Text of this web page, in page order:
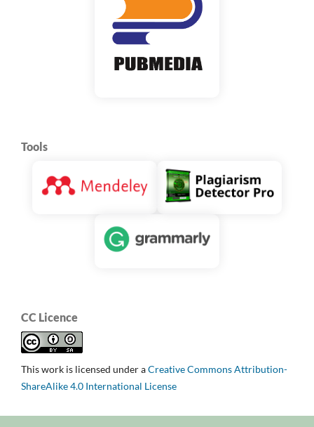
Tools
CC Licence
This work is licensed under aCreative Commons Attribution-
ShareAlike 4.0 International License